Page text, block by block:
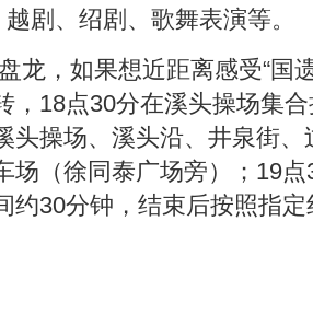
剧、绍剧、歌舞表演等。
龙，如果想近距离感受“国
，18点30分在溪头操场集
头操场、溪头沿、井泉街
场（徐同泰广场旁）；19
约30分钟，结束后按照指